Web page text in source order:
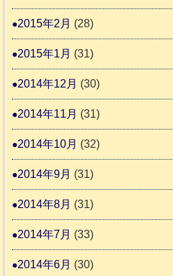
2015年2月 (28)
2015年1月 (31)
2014年12月 (30)
2014年11月 (31)
2014年10月 (32)
2014年9月 (31)
2014年8月 (31)
2014年7月 (33)
2014年6月 (30)